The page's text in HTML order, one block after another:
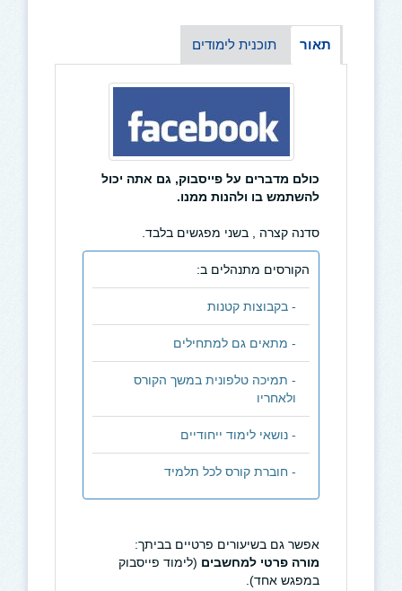
תאור תוכנית לימודים
כולם מדברים על פייסבוק, גם אתה יכול
להשתמש בו ולהנות ממנו.
סדנה קצרה , בשני מפגשים בלבד.
הקורסים מתנהלים ב:
- בקבוצות קטנות
- מתאים גם למתחילים
- תמיכה טלפונית במשך הקורס
ולאחריו
- נושאי לימוד ייחודיים
- חוברת קורס לכל תלמיד
אפשר גם בשיעורים פרטיים בביתך:
מורה פרטי למחשבים(לימודפייסבוק
במפגש אחד).